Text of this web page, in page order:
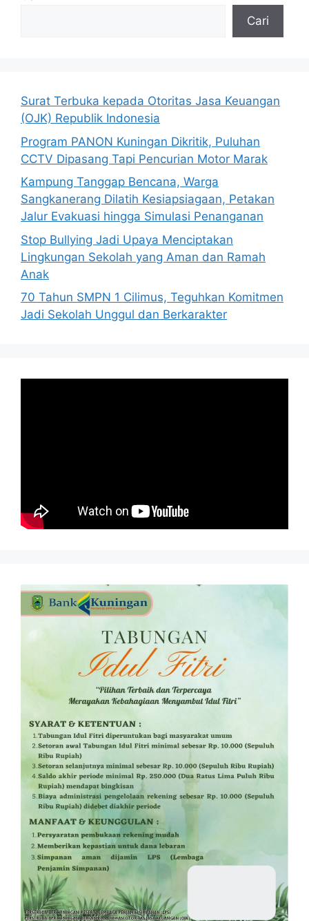
Cari
Surat Terbuka kepada Otoritas Jasa Keuangan
(OJK) Republik Indonesia
Program PANON Kuningan Dikritik, Puluhan
CCTV Dipasang Tapi Pencurian Motor Marak
Kampung Tanggap Bencana, Warga
Sangkanerang Dilatih Kesiapsiagaan, Petakan
Jalur Evakuasi hingga Simulasi Penanganan
Stop Bullying Jadi Upaya Menciptakan
Lingkungan Sekolah yang Aman dan Ramah
Anak
70 Tahun SMPN 1 Cilimus, Teguhkan Komitmen
Jadi Sekolah Unggul dan Berkarakter